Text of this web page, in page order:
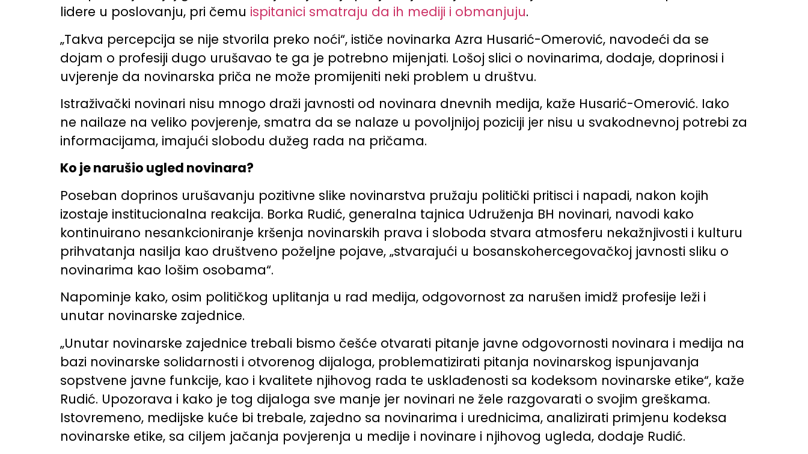
lidere u poslovanju, pri čemu ispitanici smatraju da ih mediji i obmanjuju.
„Takva percepcija se nije stvorila preko noći“, ističe novinarka Azra Husarić-Omerović, navodeći da se
dojam o profesiji dugo urušavao te ga je potrebno mijenjati. Lošoj slici o novinarima, dodaje, doprinosi i
uvjerenje da novinarska priča ne može promijeniti neki problem u društvu.
Istraživački novinari nisu mnogo draži javnosti od novinara dnevnih medija, kaže Husarić-Omerović. Iako
ne nailaze na veliko povjerenje, smatra da se nalaze u povoljnijoj poziciji jer nisu u svakodnevnoj potrebi za
informacijama, imajući slobodu dužeg rada na pričama.
Ko je narušio ugled novinara?
Poseban doprinos urušavanju pozitivne slike novinarstva pružaju politički pritisci i napadi, nakon kojih
izostaje institucionalna reakcija. Borka Rudić, generalna tajnica Udruženja BH novinari, navodi kako
kontinuirano nesankcioniranje kršenja novinarskih prava i sloboda stvara atmosferu nekažnjivosti i kulturu
prihvatanja nasilja kao društveno poželjne pojave, „stvarajući u bosanskohercegovačkoj javnosti sliku o
novinarima kao lošim osobama“.
Napominje kako, osim političkog uplitanja u rad medija, odgovornost za narušen imidž profesije leži i
unutar novinarske zajednice.
„Unutar novinarske zajednice trebali bismo češće otvarati pitanje javne odgovornosti novinara i medija na
bazi novinarske solidarnosti i otvorenog dijaloga, problematizirati pitanja novinarskog ispunjavanja
sopstvene javne funkcije, kao i kvalitete njihovog rada te usklađenosti sa kodeksom novinarske etike“, kaže
Rudić. Upozorava i kako je tog dijaloga sve manje jer novinari ne žele razgovarati o svojim greškama.
Istovremeno, medijske kuće bi trebale, zajedno sa novinarima i urednicima, analizirati primjenu kodeksa
novinarske etike, sa ciljem jačanja povjerenja u medije i novinare i njihovog ugleda, dodaje Rudić.